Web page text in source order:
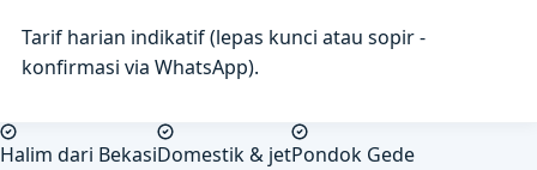
Tarif harian indikatif (lepas kunci atau sopir -
konfirmasi via WhatsApp).
Halim dari BekasiDomestik & jetPondok Gede